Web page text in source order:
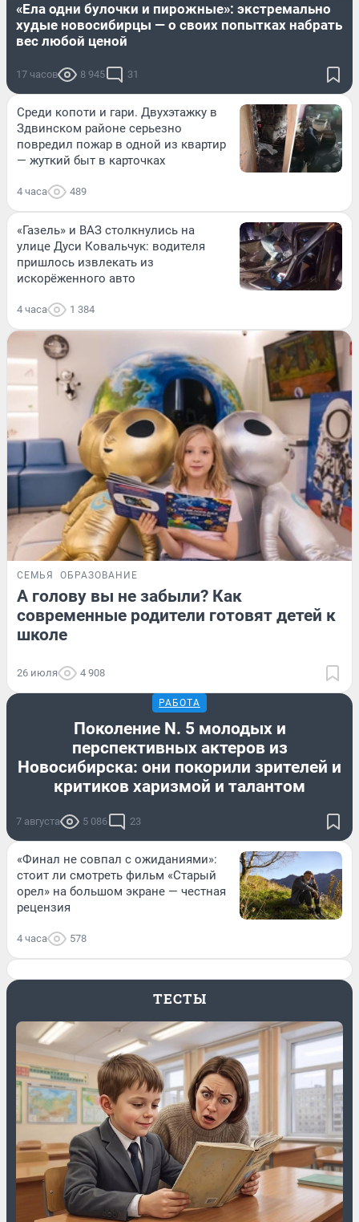
«Ела одни булочки и пирожные»: экстремально
худые новосибирцы — о своих попытках набрать
вес любой ценой
17 часов 8 945 31
Среди копоти и гари. Двухэтажку в
Здвинском районе серьезно
повредил пожар в одной из квартир
— жуткий быт в карточках
4 часа 489
«Газель» и ВАЗ столкнулись на
улице Дуси Ковальчук: водителя
пришлось извлекать из
искорёженного авто
4 часа 1 384
СЕМЬЯ ОБРАЗОВАНИЕ
А голову вы не забыли? Как
современные родители готовят детей к
школе
26 июля 4 908
РАБОТА
Поколение N. 5 молодых и
перспективных актеров из
Новосибирска: они покорили зрителей и
критиков харизмой и талантом
7 августа 5 086 23
«Финал не совпал с ожиданиями»:
стоит ли смотреть фильм «Старый
орел» на большом экране — честная
рецензия
4 часа 578
ТЕСТЫ